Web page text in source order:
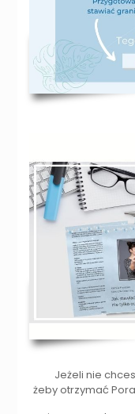
Jeżeli nie
żeby otrzymać